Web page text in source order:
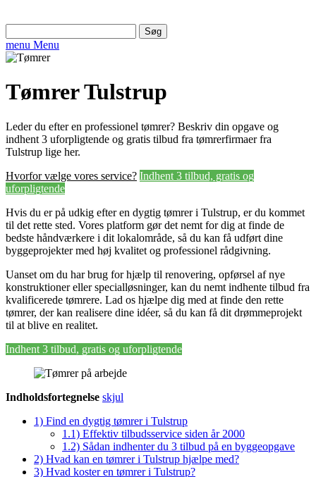
efter:
menu Menu
Tømrer Tulstrup
Leder du efter en professionel tømrer? Beskriv din opgave og
indhent 3 uforpligtende og gratis tilbud fra tømrerfirmaer fra
Tulstrup lige her.
Hvorfor vælge vores service? Indhent 3 tilbud, gratis og
uforpligtende
Hvis du er på udkig efter en dygtig tømrer i Tulstrup, er du kommet
til det rette sted. Vores platform gør det nemt for dig at finde de
bedste håndværkere i dit lokalområde, så du kan få udført dine
byggeprojekter med høj kvalitet og professionel rådgivning.
Uanset om du har brug for hjælp til renovering, opførsel af nye
konstruktioner eller specialløsninger, kan du nemt indhente tilbud fra
kvalificerede tømrere. Lad os hjælpe dig med at finde den rette
tømrer, der kan realisere dine idéer, så du kan få dit drømmeprojekt
til at blive en realitet.
Indhent 3 tilbud, gratis og uforpligtende
Indholdsfortegnelse skjul
1) Find en dygtig tømrer i Tulstrup
1.1) Effektiv tilbudsservice siden år 2000
1.2) Sådan indhenter du 3 tilbud på en byggeopgave
2) Hvad kan en tømrer i Tulstrup hjælpe med?
3) Hvad koster en tømrer i Tulstrup?